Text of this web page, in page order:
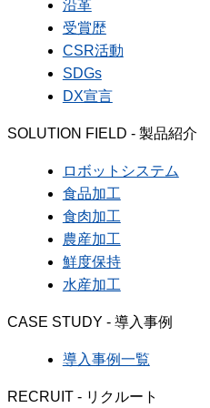
沿革
受賞歴
CSR活動
SDGs
DX宣言
SOLUTION FIELD - 製品紹介
ロボットシステム
食品加工
食肉加工
農産加工
鮮度保持
水産加工
CASE STUDY - 導入事例
導入事例一覧
RECRUIT - リクルート